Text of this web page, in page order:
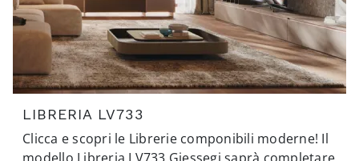
LIBRERIA LV733
Clicca e scopri le Librerie componibili moderne! Il